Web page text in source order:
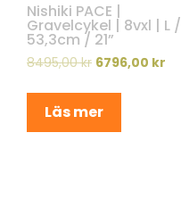
Nishiki PACE |
Gravelcykel | 8vxl | L /
53,3cm / 21”
8495,00kr 6796,00 kr
Läs mer